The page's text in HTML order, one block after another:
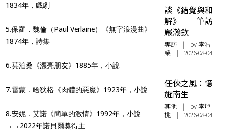
1834年，戲劇
5.保羅．魏倫（Paul Verlaine）《無字浪漫曲》
1874年，詩集
6.莫泊桑《漂亮朋友》1885年，小說
7.雷蒙．哈狄格《肉體的惡魔》1923年，小說
8.安妮．艾諾《簡單的激情》1992年，小說
→→2022年諾貝爾獎得主
談《錯覺與和
解》──筆訪
嚴瀚欽
專訪 | by 李浩
榮 | 2026-08-04
任俠之風：憶
施南生
其他 | by 李焯
桃 | 2026-08-04